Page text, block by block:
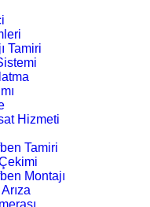
Tamiri
Hizmeti
Tamiri
Montajı